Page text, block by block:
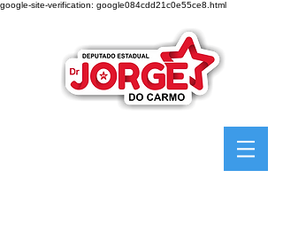
google-site-verification: google084cdd21c0e55ce8.html